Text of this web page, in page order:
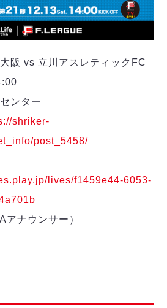
阪 vs 立川アスレティックFC
ンター
shriker-
post_5458/
lives/f1459e44-6053-
アナウンサー）